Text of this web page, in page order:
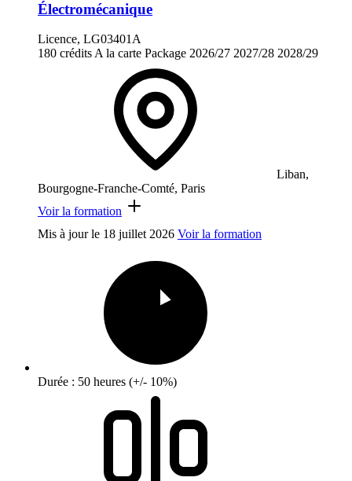
Électromécanique
Licence, LG03401A
180 créditsA la carte Package 2026/27 2027/28 2028/29
Liban,
Bourgogne-Franche-Comté, Paris
Voir la formation
Mis à jour le 18 juillet 2026 Voir la formation
Durée : 50 heures (+/- 10%)